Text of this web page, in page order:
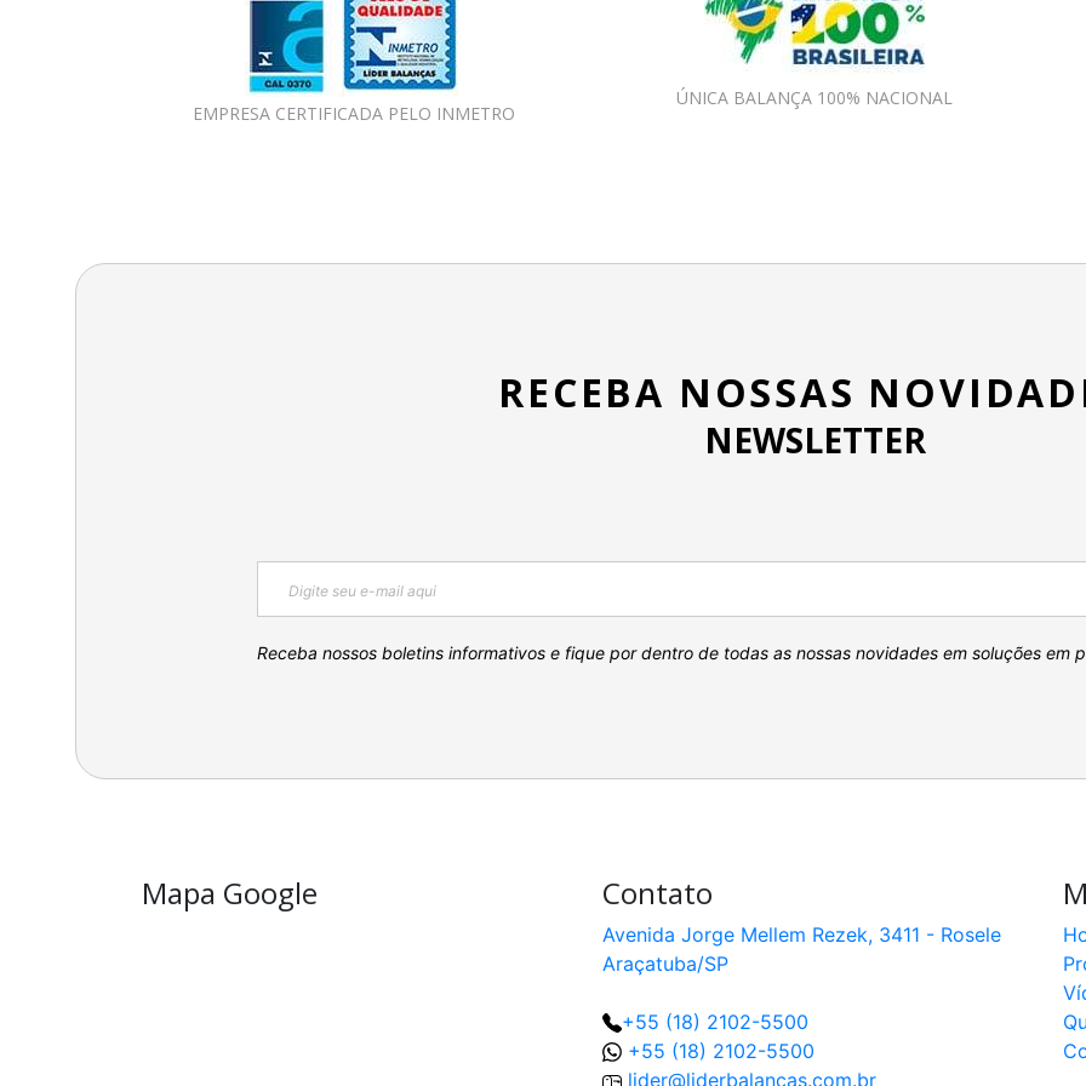
EMPRESA CERTIFICADA PELO INMETRO
ÚNICA BALANÇA 100% NACIONAL
RECEBA NOSSAS
NEWSLETTER
Receba nossos boletins informativos e fique por dentro de todas as nossas novidades em soluções em
Mapa Google Contato
Avenida Jorge Mellem Rezek, 3411 - Rosele
Araçatuba/SP
+55 (18) 2102-5500
+55 (18) 2102-5500
lider@liderbalancas.com.br